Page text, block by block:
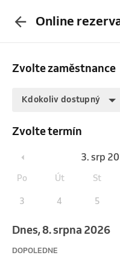
Online
Zvolte zaměstnance
Kdokoliv dostupný
Zvolte termín
3. srp
Po Út St
3 4 5
Dnes, 8. srpna 2026
DOPOLEDNE